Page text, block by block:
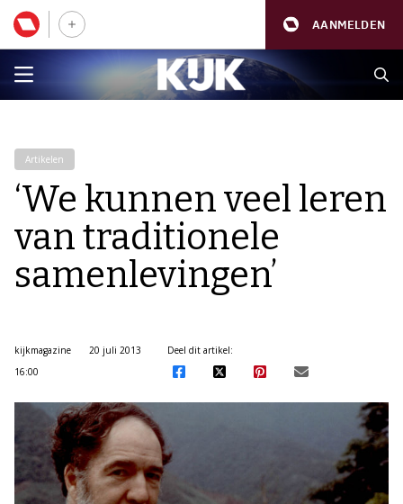
AANMELDEN
Artikelen
‘We kunnen veel leren
van traditionele
samenlevingen’
kijkmagazine
20 juli 2013
16:00
Deel dit artikel: